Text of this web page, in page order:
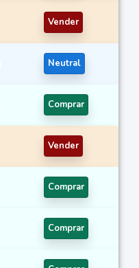
Vender
Neutral
Comprar
Vender
Comprar
Comprar